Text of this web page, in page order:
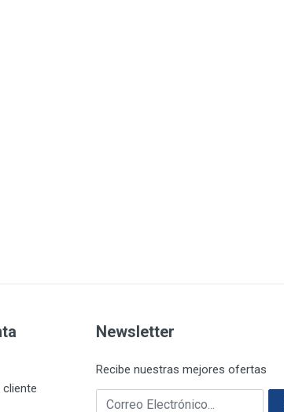
cliente
Newsletter
Recibe nuestras mejores ofertas
Correo electrónico